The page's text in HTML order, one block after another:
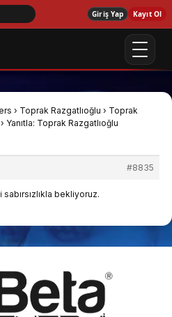
Giriş Yap Kayıt Ol
› Toprak Razgatlıoğlu › Toprak
› Yanıtla: Toprak Razgatlıoğlu
#8835
bekliyoruz.